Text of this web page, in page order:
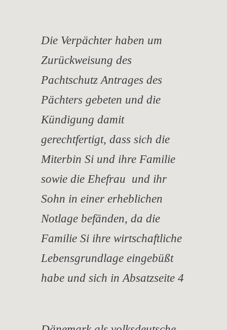
Die Verpächter haben um
Zurückweisung des
Pachtschutz Antrages des
Pächters gebeten und die
Kündigung damit
gerechtfertigt, dass sich die
Miterbin Si und ihre Familie
sowie die Ehefrau und ihr
Sohn in einer erheblichen
Notlage befänden, da die
Familie Si ihre wirtschaftliche
Lebensgrundlage eingebüßt
habe und sich in Absatzseite 4